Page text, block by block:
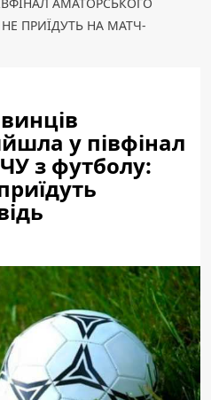
ПРИЇДУТЬ НА МАТЧ-
у півфінал
з футболу: